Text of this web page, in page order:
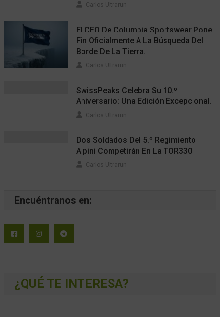
Carlos Ultrarun
El CEO De Columbia Sportswear Pone
Fin Oficialmente A La Búsqueda Del
Borde De La Tierra.
Carlos Ultrarun
SwissPeaks Celebra Su 10.º
Aniversario: Una Edición Excepcional.
Carlos Ultrarun
Dos Soldados Del 5.º Regimiento
Alpini Competirán En La TOR330
Carlos Ultrarun
Encuéntranos en:
¿QUÉ TE INTERESA?